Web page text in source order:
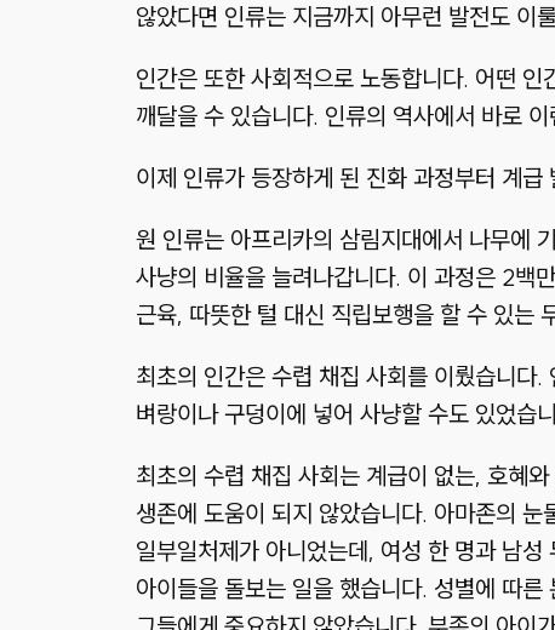
않았다면 인류는 지금까지 아무런 발전도 이
인간은 또한 사회적으로 노동합니다. 어떤
깨달을 수 있습니다. 인류의 역사에서 바로
이제 인류가 등장하게 된 진화 과정부터 계
원 인류는 아프리카의 삼림지대에서 나무에
사냥의 비율을 늘려나갑니다. 이 과정은 2백
근육, 따뜻한 털 대신 직립보행을 할 수 있는
최초의 인간은 수렵 채집 사회를 이뤘습니다
벼랑이나 구덩이에 넣어 사냥할 수도 있었습
최초의 수렵 채집 사회는 계급이 없는, 호혜
생존에 도움이 되지 않았습니다. 아마존의
일부일처제가 아니었는데, 여성 한 명과 남
아이들을 돌보는 일을 했습니다. 성별에 따